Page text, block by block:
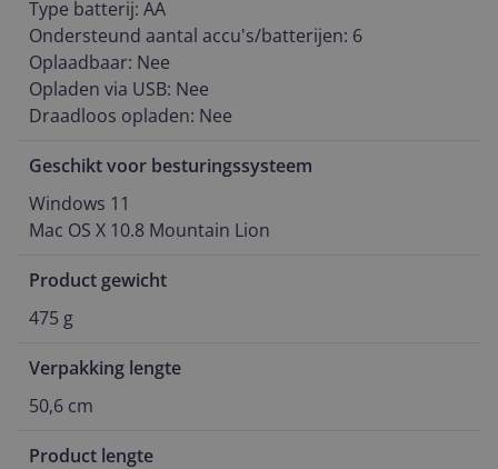
Type batterij: AA
Ondersteund aantal accu's/batterijen: 6
Oplaadbaar: Nee
Opladen via USB: Nee
Draadloos opladen: Nee
Geschikt voor besturingssysteem
Windows 11
Mac OS X 10.8 Mountain Lion
Product gewicht
475 g
Verpakking lengte
50,6 cm
Product lengte